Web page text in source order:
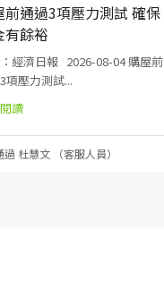
前通過3項壓力測試 確保
有餘裕
經濟日報 2026-08-04 購屋前
項壓力測試...
讀
過 杜慧文 （客服人員）